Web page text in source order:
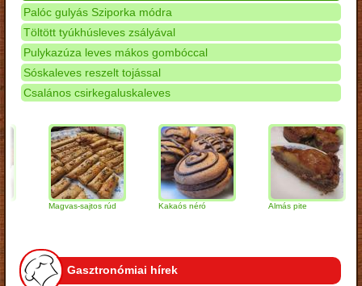
Palóc gulyás Sziporka módra
Töltött tyúkhúsleves zsályával
Pulykazúza leves mákos gombóccal
Sóskaleves reszelt tojással
Csalános csirkegaluskaleves
Magvas-sajtos rúd Kakaós néró Almás pite
Gasztronómiai hírek